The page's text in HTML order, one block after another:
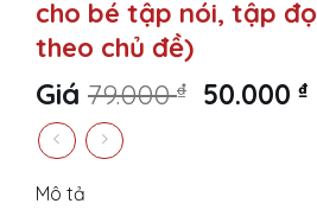
cho bé tập nói, tập
theo chủ đề)
Giá 79.000₫
Original
50.000 ₫
Mô tả